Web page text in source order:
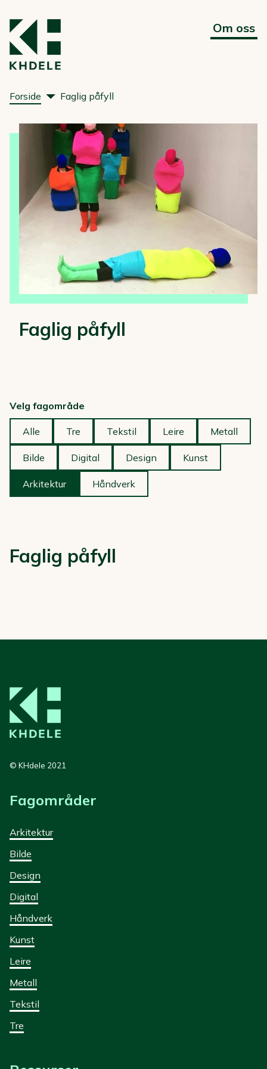
Om oss
Forside Faglig påfyll
Faglig påfyll
Velg fagområde
Alle Tre Tekstil Leire Metall
Bilde Digital Design Kunst
Arkitektur Håndverk
Faglig påfyll
© KHdele 2021
Fagområder
Arkitektur
Bilde
Design
Digital
Håndverk
Kunst
Leire
Metall
Tekstil
Tre